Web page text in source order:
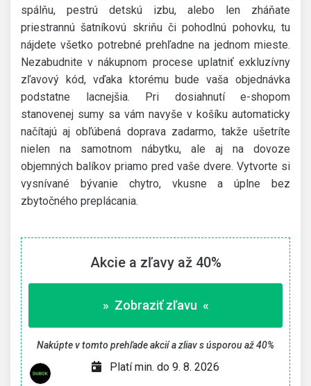
spálňu, pestrú detskú izbu, alebo len zháňate
priestrannú šatníkovú skriňu či pohodlnú pohovku, tu
nájdete všetko potrebné prehľadne na jednom mieste.
Nezabudnite v nákupnom procese uplatniť exkluzívny
zľavový kód, vďaka ktorému bude vaša objednávka
podstatne lacnejšia. Pri dosiahnutí e-shopom
stanovenej sumy sa vám navyše v košíku automaticky
načítajú aj obľúbená doprava zadarmo, takže ušetríte
nielen na samotnom nábytku, ale aj na dovoze
objemných balíkov priamo pred vaše dvere. Vytvorte si
vysnívané bývanie chytro, vkusne a úplne bez
zbytočného preplácania.
Akcie a zľavy až 40%
» Zobraziť zľavu «
Nakúpte v tomto prehľade akcií a zliav s úsporou až 40%
Platí min. do 9. 8. 2026